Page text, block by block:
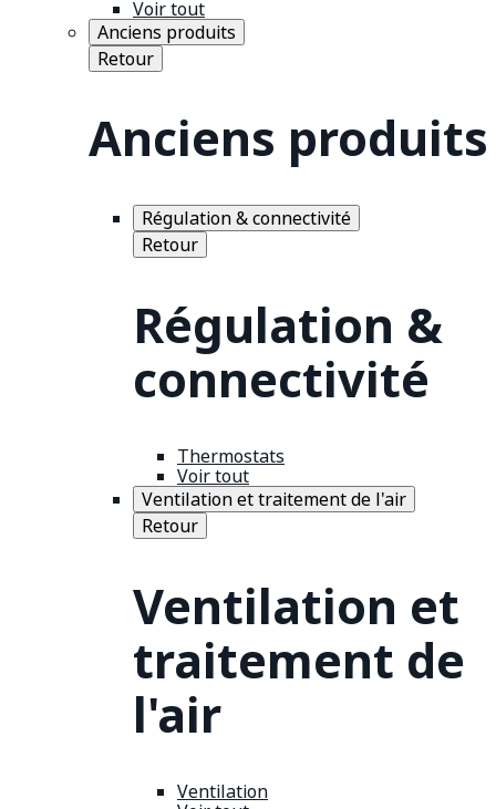
Voir tout
Anciens produits
Retour
Anciens produits
Régulation & connectivité
Retour
Régulation &
connectivité
Thermostats
Voir tout
Ventilation et traitement de l'air
Retour
Ventilation et
traitement de
l'air
Ventilation